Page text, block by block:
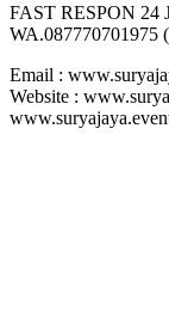
FAST RESPON 24
Email :
Website :